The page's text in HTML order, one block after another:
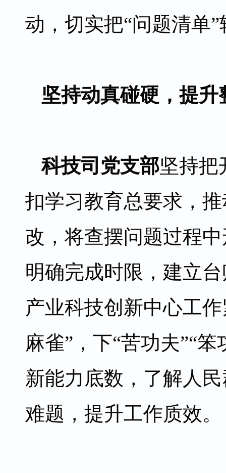
动，切实把“问题清单
坚持动真碰硬，提升
科技司党支部坚持把
扣学习教育总要求，
改，将查摆问题过程
明确完成时限，建立
产业科技创新中心工
麻雀”，下“苦功夫”“
新能力底数，了解人
难题，提升工作质效。